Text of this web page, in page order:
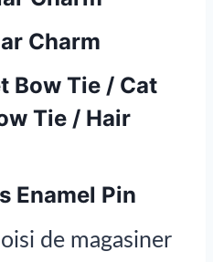
Charm
Bow Tie / Cat
Tie / Hair
Enamel Pin
de magasiner